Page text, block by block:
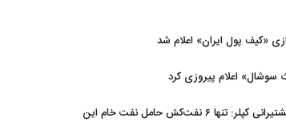
«کیف پول ایران» اعلام شد
سوشال» اعلام پیروزی کرد
شرکت ردیابی کشتیرانی کپلر: تنها ۶ نفت‌کش حامل نفت خام این